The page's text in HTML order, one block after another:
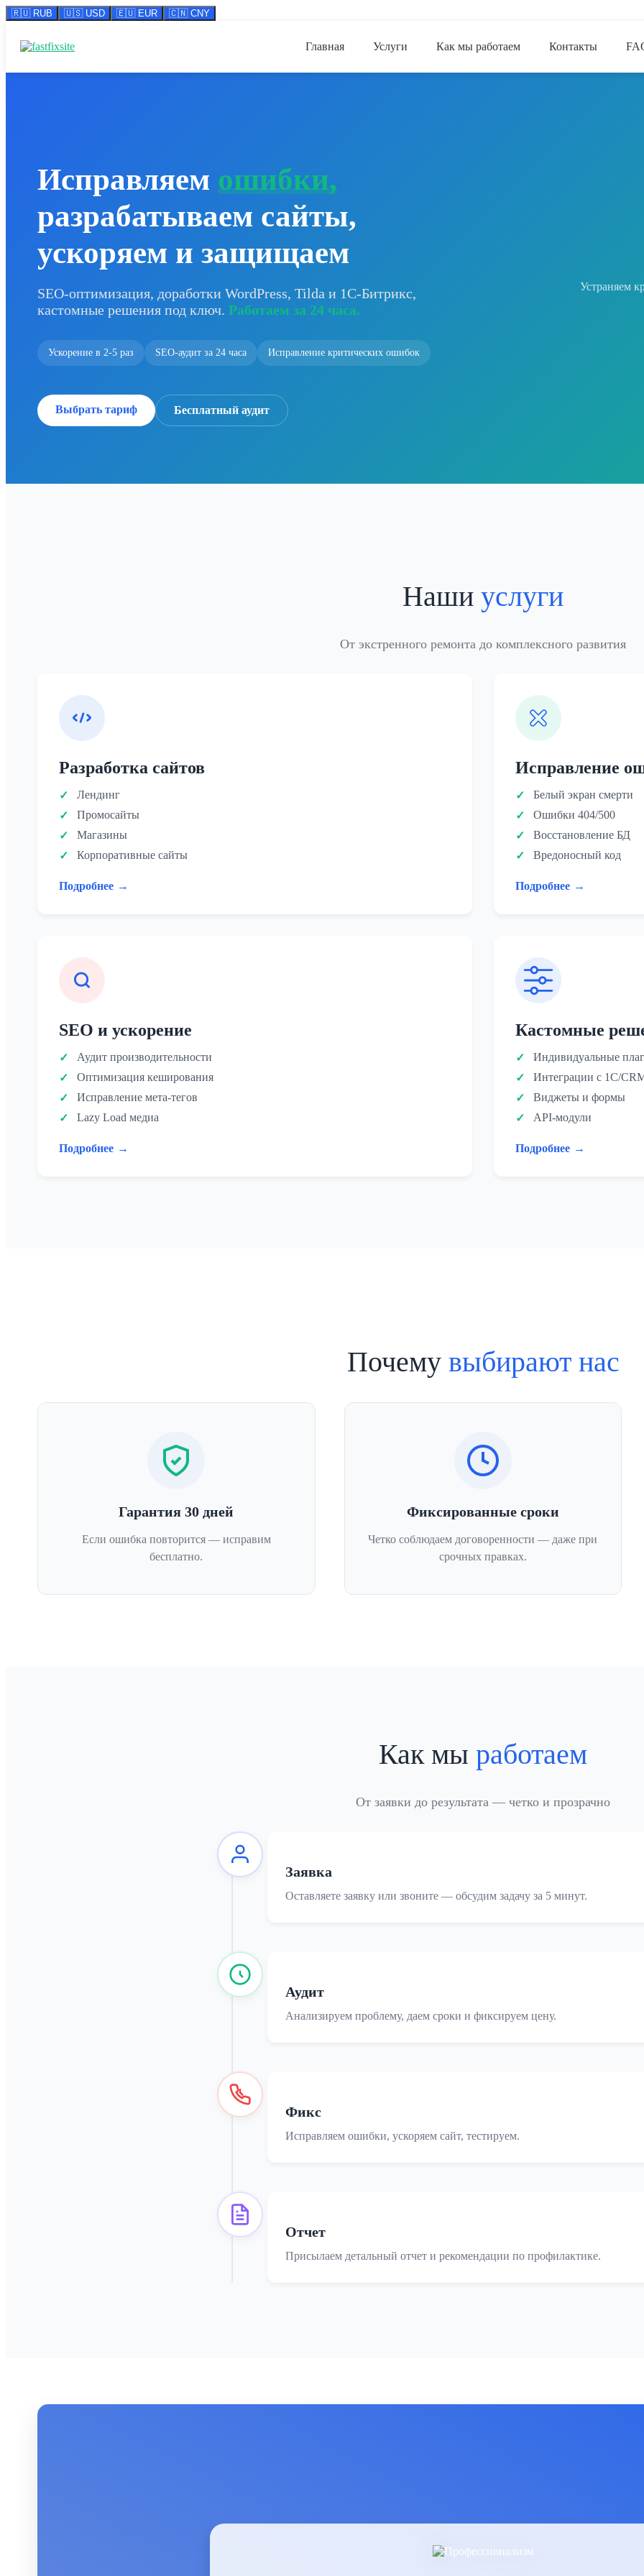
🇷🇺 RUB 🇺🇸 USD 🇪🇺 EUR 🇨🇳 CNY
содержимому
Главная Услуги Как мы работаем Контакты
Исправляем ошибки,
разрабатываем сайты,
ускоряем и защищаем
SEO-оптимизация, доработки WordPress, Tilda и 1С-Битрикс,
кастомные решения под ключ. Работаем за 24 часа.
Ускорение в 2-5 раз SEO-аудит за 24 часа Исправление критических ошибок
Выбрать тариф Бесплатный аудит
Устраняем
Наши услуги
От экстренного ремонта до комплексного развития
Разработка сайтов
Лендинг
Промосайты
Магазины
Корпоративные сайты
Подробнее
Исправление
Белый экран смерти
Ошибки 404/500
Восстановление БД
Вредоносный код
Подробнее
SEO и ускорение
Аудит производительности
Оптимизация кеширования
Исправление мета-тегов
Lazy Load медиа
Подробнее
Кастомные
Индивидуальные
Интеграции с 1С/
Виджеты и формы
API-модули
Подробнее
Почему выбирают нас
Гарантия 30 дней
Если ошибка повторится — исправим
бесплатно.
Фиксированные сроки
Четко соблюдаем договоренности — даже при
срочных правках.
Как мы работаем
От заявки до результата — четко и прозрачно
Заявка
Оставляете заявку или звоните — обсудим задачу за 5 минут.
Аудит
Анализируем проблему, даем сроки и фиксируем цену.
Фикс
Исправляем ошибки, ускоряем сайт, тестируем.
Отчет
Присылаем детальный отчет и рекомендации по профилактике.